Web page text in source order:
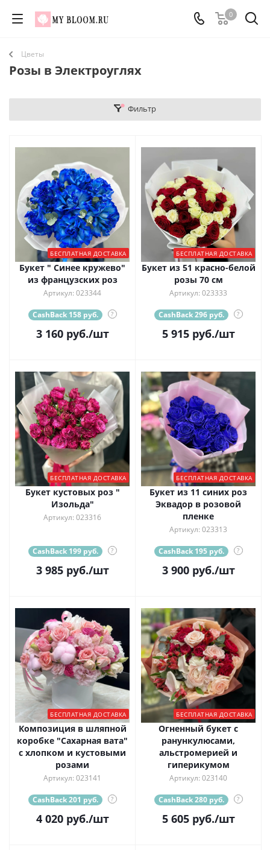
0
Цветы
Розы в Электроуглях
Фильтр
БЕСПЛАТНАЯ ДОСТАВКА
Букет " Синее кружево"
из французских роз
Артикул: 023344
CashBack 158 руб. ?
3 160руб./шт
БЕСПЛАТНАЯ ДОСТАВКА
Букет из 51 красно-белой
розы 70 см
Артикул: 023333
CashBack 296 руб. ?
5 915руб./шт
БЕСПЛАТНАЯ ДОСТАВКА
Букет кустовых роз "
Изольда"
Артикул: 023316
CashBack 199 руб. ?
3 985руб./шт
БЕСПЛАТНАЯ ДОСТАВКА
Букет из 11 синих роз
Эквадор в розовой
пленке
Артикул: 023313
CashBack 195 руб. ?
3 900руб./шт
БЕСПЛАТНАЯ ДОСТАВКА
Композиция в шляпной
коробке "Сахарная вата"
с хлопком и кустовыми
розами
Артикул: 023141
CashBack 201 руб. ?
4 020руб./шт
БЕСПЛАТНАЯ ДОСТАВКА
Огненный букет с
ранункулюсами,
альстромерией и
гиперикумом
Артикул: 023140
CashBack 280 руб. ?
5 605руб./шт